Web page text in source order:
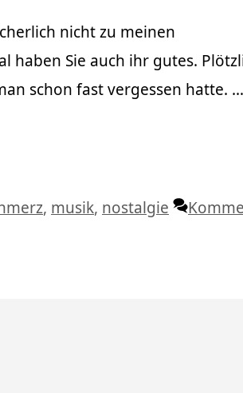
nicht zu meinen
haben Sie auch ihr gutes.
schon fast vergessen hatte. …
, musik, nostalgie